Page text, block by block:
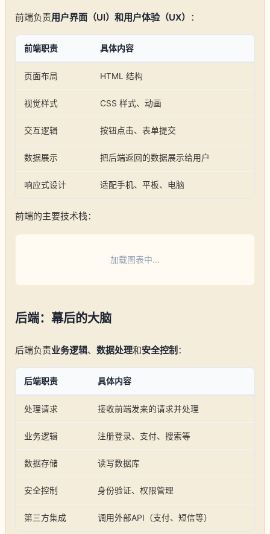
前端负责用户界面（UI） 和用户体验（UX） ：
前端职责 具体内容
页面布局 HTML 结构
视觉样式 CSS 样式、动画
交互逻辑 按钮点击、表单提交
数据展示 把后端返回的数据展示给用户
响应式设计 适配手机、平板、电脑
前端的主要技术栈：
加载图表中...
后端：幕后的大脑
后端负责业务逻辑、 数据处理和安全控制 ：
后端职责 具体内容
处理请求 接收前端发来的请求并处理
业务逻辑 注册登录、支付、搜索等
数据存储 读写数据库
安全控制 身份验证、权限管理
第三方集成 调用外部API（支付、短信等）